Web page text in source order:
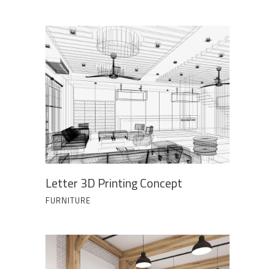
Letter 3D Printing Concept
FURNITURE